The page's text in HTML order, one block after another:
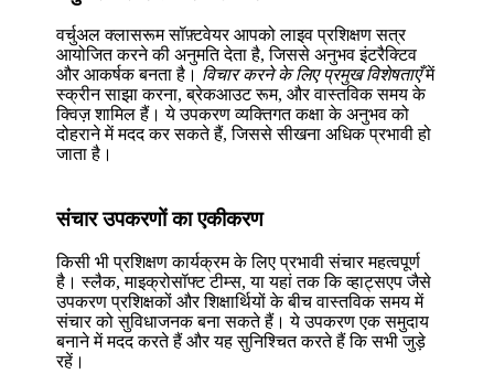
वर्चुअल क्लासरूम सॉफ़्टवेयर आपको लाइव प्रशिक्षण सत्र
आयोजित करने की अनुमति देता है, जिससे अनुभव इंटरैक्टिव
और आकर्षक बनता है। विचार करने के लिए प्रमुख विशेषताएँमें
स्क्रीन साझा करना, ब्रेकआउट रूम, और वास्तविक समय के
क्विज़ शामिल हैं। ये उपकरण व्यक्तिगत कक्षा के अनुभव को
दोहराने में मदद कर सकते हैं, जिससे सीखना अधिक प्रभावी हो
जाता है।
संचार उपकरणों का एकीकरण
किसी भी प्रशिक्षण कार्यक्रम के लिए प्रभावी संचार महत्वपूर्ण
है। स्लैक, माइक्रोसॉफ्ट टीम्स, या यहां तक कि व्हाट्सएप जैसे
उपकरण प्रशिक्षकों और शिक्षार्थियों के बीच वास्तविक समय में
संचार को सुविधाजनक बना सकते हैं। ये उपकरण एक समुदाय
बनाने में मदद करते हैं और यह सुनिश्चित करते हैं कि सभी जुड़े
रहें।